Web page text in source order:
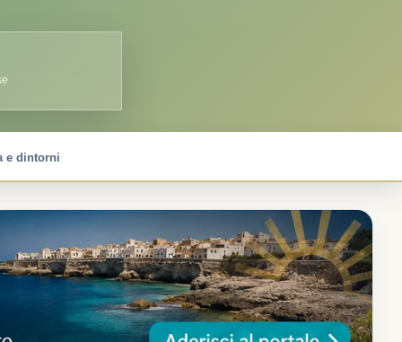
e dintorni